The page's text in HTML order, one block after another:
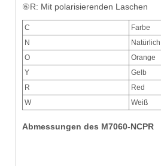
⑥R: Mit polarisierenden Laschen
C Farbe
N
Natürlich
O
Orange
Y
Gelb
R
Red
W
Weiß
Abmessungen des M7060-NCPR